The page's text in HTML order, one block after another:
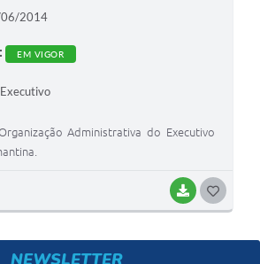
BAIXAR
2014
EM VIGOR
Executivo
Administrativa do Executivo
NEWSLETTER